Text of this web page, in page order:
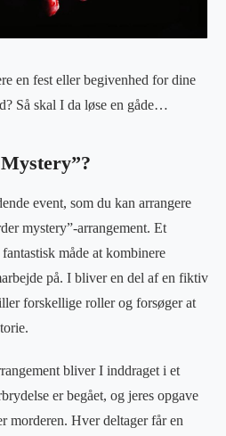
en fest eller begivenhed for dine
Så skal I da løse en gåde…
event, som du kan arrangere
mystery”-arrangement. Et
måde at kombinere
på. I bliver en del af en fiktiv
forskellige roller og forsøger at
bliver I inddraget i et
er begået, og jeres opgave
morderen. Hver deltager får en